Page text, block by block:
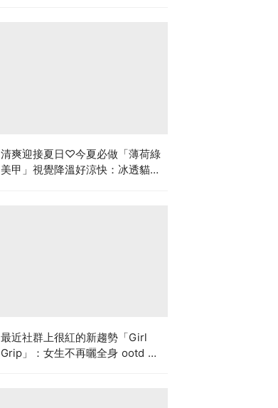
清爽迎接夏日♡今夏必做「薄荷綠
美甲」視覺降溫好涼快：冰透貓
最近社群上很紅的新趨勢「Girl
Grip」：女生不再曬全身 ootd 精